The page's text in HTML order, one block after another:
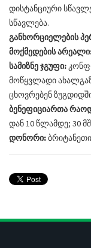
დისტანციური
სწავლება.
განხორციელების
მოქმედების
სამიზნე ჯგუფი:
მოწყვლადი
ცხოვრებენ
ბენეფიციართა
დან 10 წლამდე; 30
დონორი: